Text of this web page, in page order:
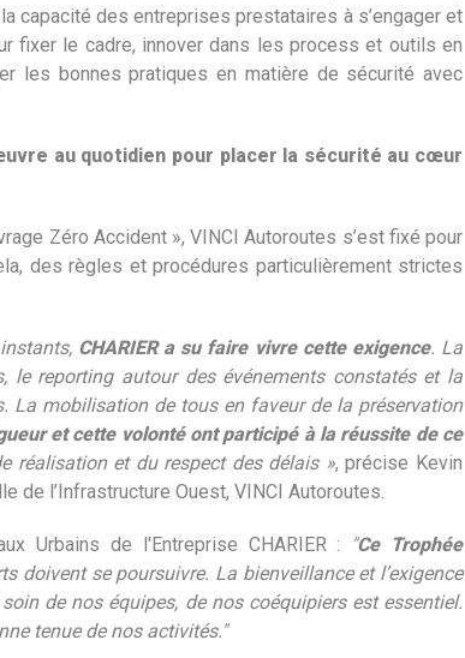
capacité des entreprises prestataires à s’engager et
fixer le cadre, innover dans les process et outils en
les bonnes pratiques en matière de sécurité avec
au quotidien pour placer la sécurité au cœur
Zéro Accident », VINCI Autoroutes s’est fixé pour
des règles et procédures particulièrement strictes
CHARIER a su faire vivre cette exigence. La
reporting autour des événements constatés et la
La mobilisation de tous en faveur de la préservation
et cette volonté ont participé à la réussite de ce
réalisation et du respect des délais », précise Kevin
de l’Infrastructure Ouest, VINCI Autoroutes.
Urbains de l'Entreprise CHARIER : "Ce Trophée
doivent se poursuivre. La bienveillance et l’exigence
de nos équipes, de nos coéquipiers est essentiel.
tenue de nos activités."